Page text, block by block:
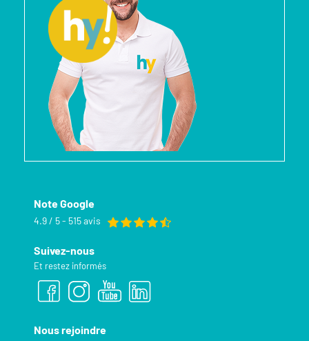
Note Google
4.9 / 5 - 515 avis
Suivez-nous
Et restez informés
Nous rejoindre